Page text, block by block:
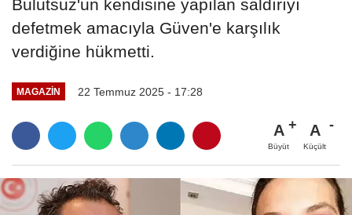
Bulutsuz'un kendisine yapılan saldırıyı
defetmek amacıyla Güven'e karşılık
verdiğine hükmetti.
MAGAZIN 22 Temmuz 2025 - 17:28
A
Büyüt
A
Küçült